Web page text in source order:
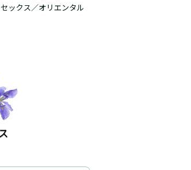
ックス／オリエンタル